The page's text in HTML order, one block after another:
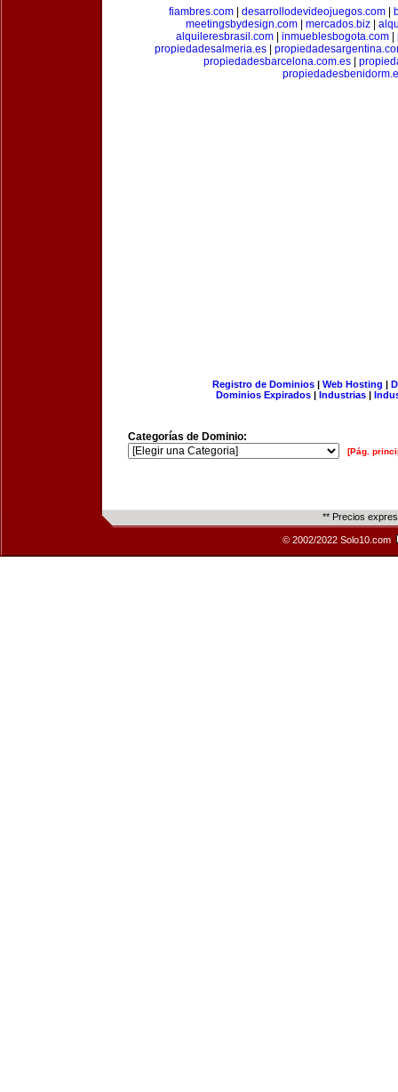
fiambres.com| desarrollodevideojuegos.com|
meetingsbydesign.com| mercados.biz|
alquileresbrasil.com| inmueblesbogota.com|
propiedadesalmeria.es
propiedadesbarcelona.com.es|
Registro de Dominios| Web Hosting |
Dominios Expirados | Industrias |
Categorías de Dominio:
[Pág.
** Precios
© 2002/2022 Solo10.com